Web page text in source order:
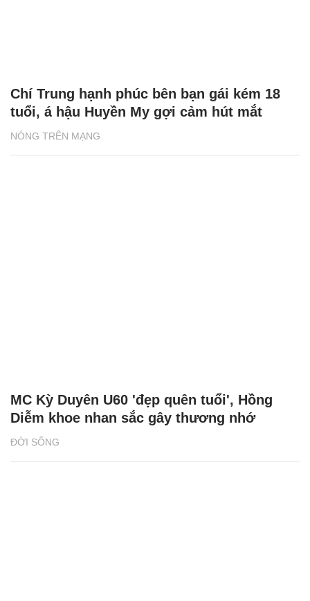
NÓNG TRÊN MẠNG
Chí Trung hạnh phúc bên bạn gái kém 18
tuổi, á hậu Huyền My gợi cảm hút mắt
ĐỜI SỐNG
MC Kỳ Duyên U60 'đẹp quên tuổi', Hồng
Diễm khoe nhan sắc gây thương nhớ